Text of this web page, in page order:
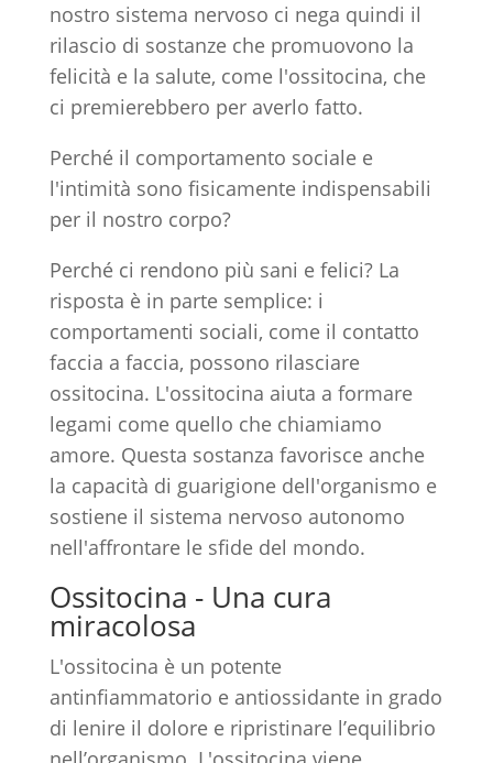
nostro sistema nervoso ci nega quindi il
rilascio di sostanze che promuovono la
felicità e la salute, come l'ossitocina, che
ci premierebbero per averlo fatto.
Perché il comportamento sociale e
l'intimità sono fisicamente indispensabili
per il nostro corpo?
Perché ci rendono più sani e felici? La
risposta è in parte semplice: i
comportamenti sociali, come il contatto
faccia a faccia, possono rilasciare
ossitocina. L'ossitocina aiuta a formare
legami come quello che chiamiamo
amore. Questa sostanza favorisce anche
la capacità di guarigione dell'organismo e
sostiene il sistema nervoso autonomo
nell'affrontare le sfide del mondo.
Ossitocina - Una cura
miracolosa
L'ossitocina è un potente
antinfiammatorio e antiossidante in grado
di lenire il dolore e ripristinare l’equilibrio